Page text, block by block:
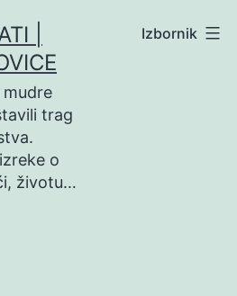
|
trag
o
životu…
Izbornik